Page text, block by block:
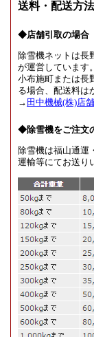
送料・配送方
◆店舗引取の場合
除雪機ネットは長
が運営しています
小布施町または長
る場合、配送料は
→ 田中機械(株)店
◆除雪機をご注文
除雪機は福山通運
運輸等にてお送り